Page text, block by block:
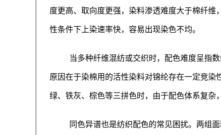
度更高、取向度更强，染料渗透难度大于棉纤
性条件下上染速率快，容易出现染色不均。
当多种纤维混纺或交织时，配色难度呈指
原因在于染棉用的活性染料对锦纶存在一定竞
绿、铁灰、棕色等三拼色时，由于配色体系复杂
同色异谱也是纺织配色的常见困扰。两组